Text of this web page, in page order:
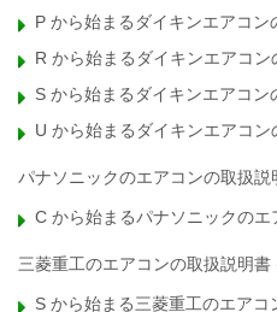
P から始まるダイキンエアコン
R から始まるダイキンエアコン
S から始まるダイキンエアコン
U から始まるダイキンエアコン
パナソニックのエアコンの取扱説
C から始まるパナソニックのエ
三菱重工のエアコンの取扱説明書
S から始まる三菱重工のエア